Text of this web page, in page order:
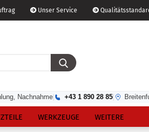
Unser Service
Nachnahme +43 1 890 28 85
WERKZEUGE WEITERE